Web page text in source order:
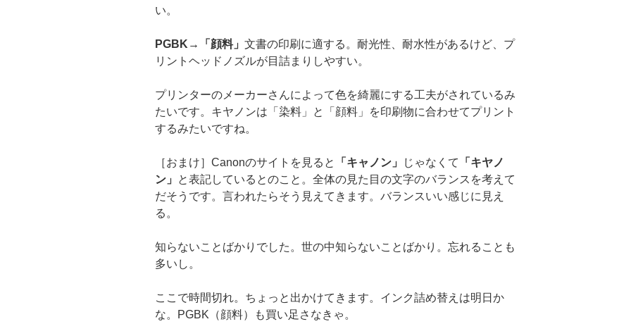
い。
PGBK→「顔料」 文書の印刷に適する。耐光性、耐水性があるけど、プ
リントヘッドノズルが目詰まりしやすい。
プリンターのメーカーさんによって色を綺麗にする工夫がされているみ
たいです。キヤノンは「染料」と「顔料」を印刷物に合わせてプリント
するみたいですね。
［おまけ］Canonのサイトを見ると 「キャノン」 じゃなくて
「キヤノ
ン」
と表記しているとのこと。全体の見た目の文字のバランスを考えて
だそうです。言われたらそう見えてきます。バランスいい感じに見え
る。
知らないことばかりでした。世の中知らないことばかり。忘れることも
多いし。
ここで時間切れ。ちょっと出かけてきます。インク詰め替えは明日か
な。PGBK（顔料）も買い足さなきゃ。